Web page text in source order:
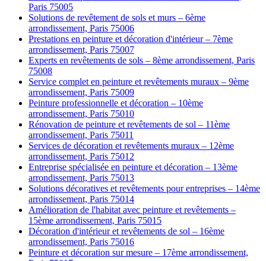
Paris 75005
Solutions de revêtement de sols et murs – 6ème
arrondissement, Paris 75006
Prestations en peinture et décoration d'intérieur – 7ème
arrondissement, Paris 75007
Experts en revêtements de sols – 8ème arrondissement, Paris
75008
Service complet en peinture et revêtements muraux – 9ème
arrondissement, Paris 75009
Peinture professionnelle et décoration – 10ème
arrondissement, Paris 75010
Rénovation de peinture et revêtements de sol – 11ème
arrondissement, Paris 75011
Services de décoration et revêtements muraux – 12ème
arrondissement, Paris 75012
Entreprise spécialisée en peinture et décoration – 13ème
arrondissement, Paris 75013
Solutions décoratives et revêtements pour entreprises – 14ème
arrondissement, Paris 75014
Amélioration de l'habitat avec peinture et revêtements –
15ème arrondissement, Paris 75015
Décoration d'intérieur et revêtements de sol – 16ème
arrondissement, Paris 75016
Peinture et décoration sur mesure – 17ème arrondissement,